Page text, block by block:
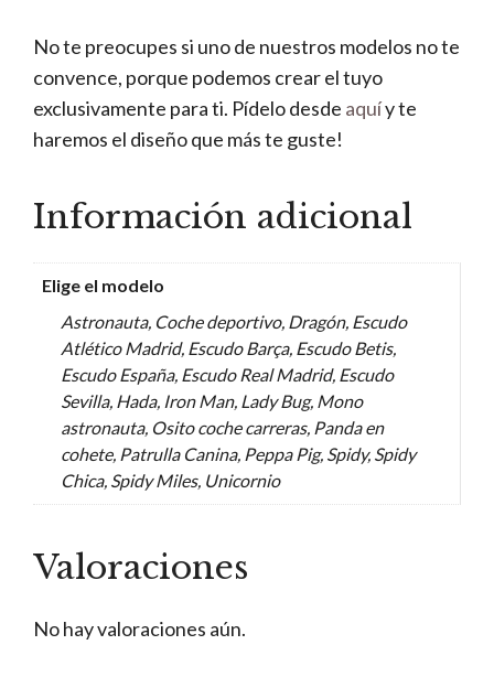
No te preocupes si uno de nuestros modelos no te
convence, porque podemos crear el tuyo
exclusivamente para ti. Pídelo desde aquíy te
haremos el diseño que más te guste!
Información adicional
Elige el modelo
Astronauta, Coche deportivo, Dragón, Escudo
Atlético Madrid, Escudo Barça, Escudo Betis,
Escudo España, Escudo Real Madrid, Escudo
Sevilla, Hada, Iron Man, Lady Bug, Mono
astronauta, Osito coche carreras, Panda en
cohete, Patrulla Canina, Peppa Pig, Spidy, Spidy
Chica, Spidy Miles, Unicornio
Valoraciones
No hay valoraciones aún.